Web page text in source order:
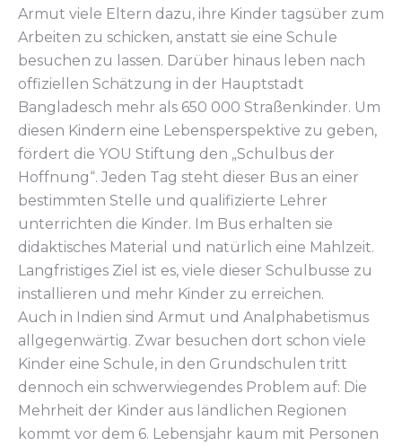
Armut viele Eltern dazu, ihre Kinder tagsüber zum
Arbeiten zu schicken, anstatt sie eine Schule
besuchen zu lassen. Darüber hinaus leben nach
offiziellen Schätzung in der Hauptstadt
Bangladesch mehr als 650 000 Straßenkinder. Um
diesen Kindern eine Lebensperspektive zu geben,
fördert die YOU Stiftung den „Schulbus der
Hoffnung“. Jeden Tag steht dieser Bus an einer
bestimmten Stelle und qualifizierte Lehrer
unterrichten die Kinder. Im Bus erhalten sie
didaktisches Material und natürlich eine Mahlzeit.
Langfristiges Ziel ist es, viele dieser Schulbusse zu
installieren und mehr Kinder zu erreichen.
Auch in Indien sind Armut und Analphabetismus
allgegenwärtig. Zwar besuchen dort schon viele
Kinder eine Schule, in den Grundschulen tritt
dennoch ein schwerwiegendes Problem auf: Die
Mehrheit der Kinder aus ländlichen Regionen
kommt vor dem 6. Lebensjahr kaum mit Personen